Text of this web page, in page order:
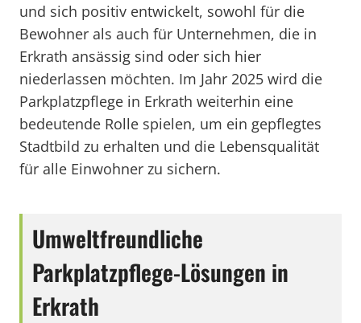
und sich positiv entwickelt, sowohl für die
Bewohner als auch für Unternehmen, die in
Erkrath ansässig sind oder sich hier
niederlassen möchten. Im Jahr 2025 wird die
Parkplatzpflege in Erkrath weiterhin eine
bedeutende Rolle spielen, um ein gepflegtes
Stadtbild zu erhalten und die Lebensqualität
für alle Einwohner zu sichern.
Umweltfreundliche
Parkplatzpflege-Lösungen in
Erkrath